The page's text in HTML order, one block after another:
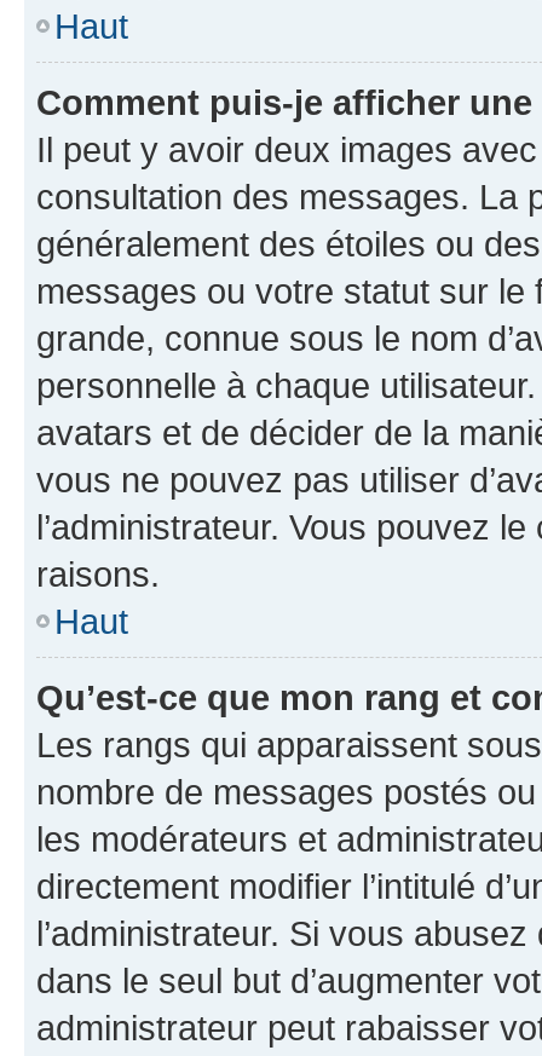
Haut
Comment puis-je afficher
Il peut y avoir deux images
consultation des messages. La
généralement des étoiles ou
messages ou votre statut sur
grande, connue sous le nom
personnelle à chaque utilisateur.
avatars et de décider de la
vous ne pouvez pas utiliser
l’administrateur. Vous pouvez
raisons.
Haut
Qu’est-ce que mon rang et
Les rangs qui apparaissent
nombre de messages postés
les modérateurs et
directement modifier l’intitulé
l’administrateur. Si vous
dans le seul but d’augmenter
administrateur peut rabaisser